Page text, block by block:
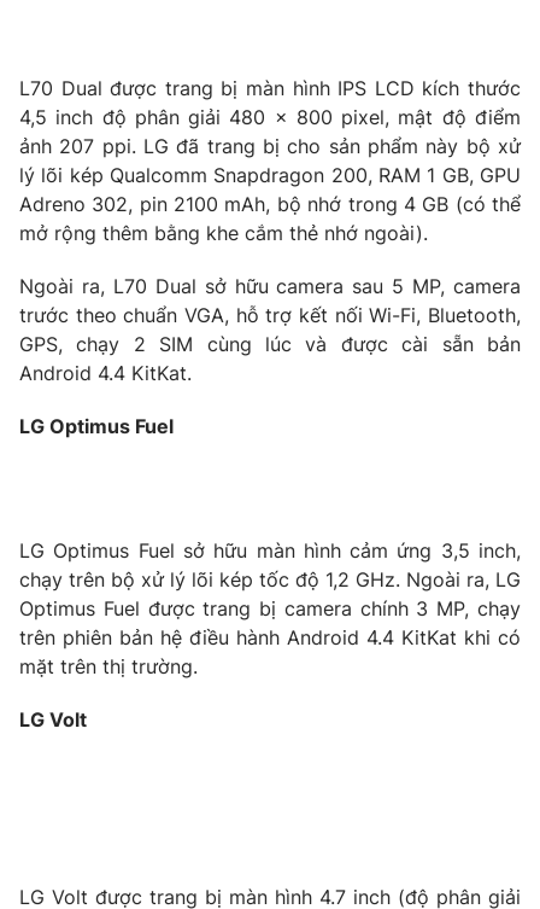
VTV Sức khoẻ Bất động sản
Thị trường 24h Tấm lòng Việt
VTV4 Vươn mình bằng AI
VTV9 VTV8
Liên hệ tòa soạn English
Theo dõi báo trên
Cơ quan chủ quản:Đài Truyền hình Việt Nam
Tổng đài VTV: 024.38 355 931 - 024.38 355 932
L70 Dual được trang bị màn hình IPS LCD kích thước
4,5 inch độ phân giải 480 x 800 pixel, mật độ điểm
ảnh 207 ppi. LG đã trang bị cho sản phẩm này bộ xử
lý lõi kép Qualcomm Snapdragon 200, RAM 1 GB, GPU
Adreno 302, pin 2100 mAh, bộ nhớ trong 4 GB (có thể
mở rộng thêm bằng khe cắm thẻ nhớ ngoài).
Ngoài ra, L70 Dual sở hữu camera sau 5 MP, camera
trước theo chuẩn VGA, hỗ trợ kết nối Wi-Fi, Bluetooth,
GPS, chạy 2 SIM cùng lúc và được cài sẵn bản
Android 4.4 KitKat.
LG Optimus Fuel
LG Optimus Fuel sở hữu màn hình cảm ứng 3,5 inch,
chạy trên bộ xử lý lõi kép tốc độ 1,2 GHz. Ngoài ra, LG
Optimus Fuel được trang bị camera chính 3 MP, chạy
trên phiên bản hệ điều hành Android 4.4 KitKat khi có
mặt trên thị trường.
LG Volt
LG Volt được trang bị màn hình 4.7 inch (độ phân giải